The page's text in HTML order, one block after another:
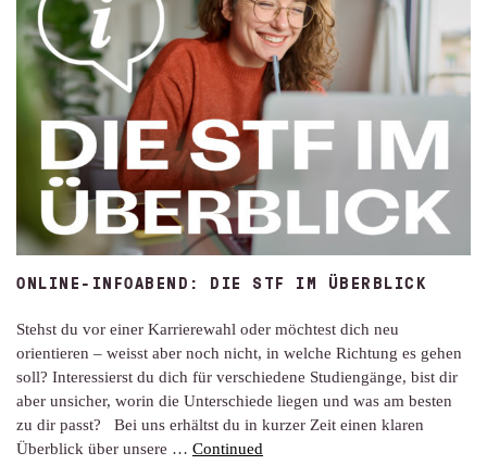
ONLINE-INFOABEND: DIE STF IM ÜBERBLICK
Stehst du vor einer Karrierewahl oder möchtest dich neu
orientieren – weisst aber noch nicht, in welche Richtung es gehen
soll? Interessierst du dich für verschiedene Studiengänge, bist dir
aber unsicher, worin die Unterschiede liegen und was am besten
zu dir passt? Bei uns erhältst du in kurzer Zeit einen klaren
Überblick über unsere … Continued